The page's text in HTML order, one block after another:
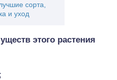
сорта,
и уход
этого растения